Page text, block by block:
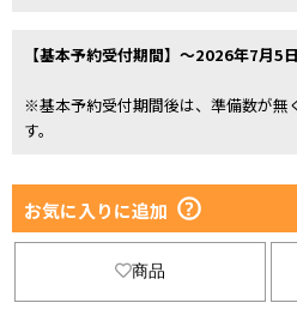
【基本予約受付期間】～2026年7月5日
※基本予約受付期間後は、準備数が無
す。
お気に入りに追加
商品